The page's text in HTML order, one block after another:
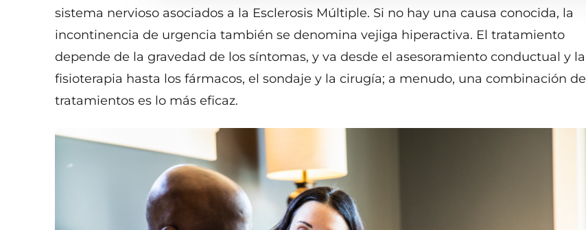
sistema nervioso asociados a la Esclerosis Múltiple. Si no hay una causa conocida, la
incontinencia de urgencia también se denomina vejiga hiperactiva. El tratamiento
depende de la gravedad de los síntomas, y va desde el asesoramiento conductual y la
fisioterapia hasta los fármacos, el sondaje y la cirugía; a menudo, una combinación de
tratamientos es lo más eficaz.